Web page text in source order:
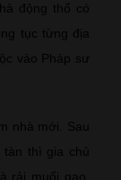
động thổ có
tục từng địa
vào Pháp sư
nhà mới. Sau
thì gia chủ
rải muối gạo.